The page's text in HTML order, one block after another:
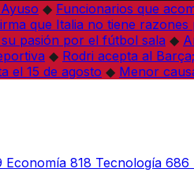
◆ Funcionarios que
que Italia no tiene
pasión por el fútbol sala ◆
◆ Rodri acepta al
el 15 de agosto ◆ Menor
Economía 818 Tecnología 686